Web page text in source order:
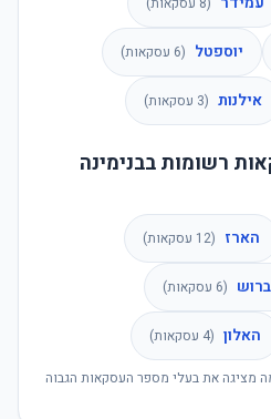
יוספטל (
6 עסקאות)
אילנות (
3 עסקאות)
רשומות בבנימינה
הארז (
12 עסקאות)
(
6 עסקאות)
האלון (
4 עסקאות)
מציגה את בעלי מספר העסקאות הגבוה